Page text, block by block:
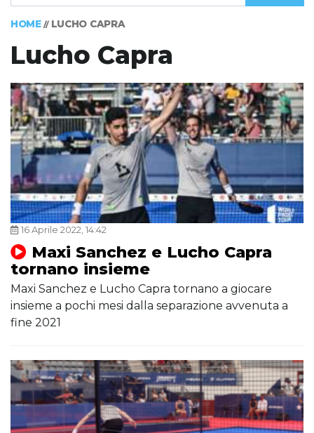
HOME// LUCHO CAPRA
Lucho Capra
16 Aprile 2022, 14:42
Maxi Sanchez e Lucho Capra
tornano insieme
Maxi Sanchez e Lucho Capra tornano a giocare
insieme a pochi mesi dalla separazione avvenuta a
fine 2021